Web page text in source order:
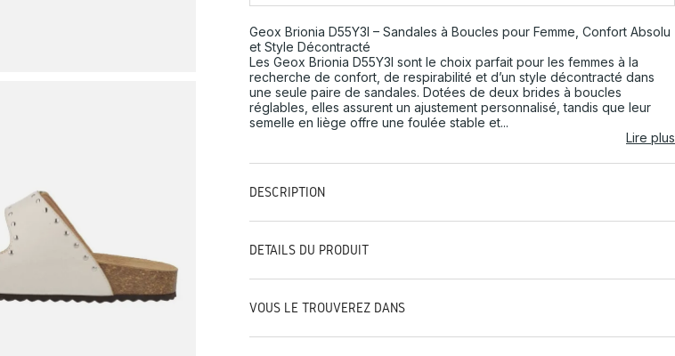
Geox Brionia D55Y3I – Sandales à Boucles pour Femme, Confort Absolu
et Style Décontracté
Les Geox Brionia D55Y3I sont le choix parfait pour les femmes à la
recherche de confort, de respirabilité et d’un style décontracté dans
une seule paire de sandales. Dotées de deux brides à boucles
réglables, elles assurent un ajustement personnalisé, tandis que leur
semelle en liège offre une foulée stable et...
Lire plus
DESCRIPTION
DÉTAILS DU PRODUIT
VOUS LE TROUVEREZ DANS